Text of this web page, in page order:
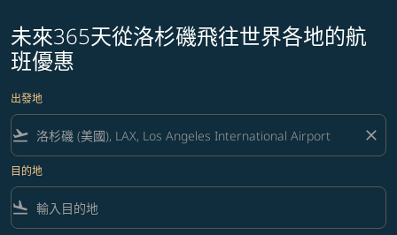
未來365天從洛杉磯飛往世界各地的航
班優惠
出發地
flight_takeoff close
目的地
flight_land